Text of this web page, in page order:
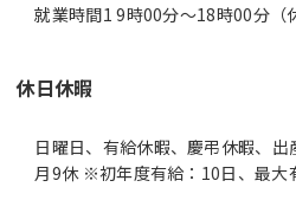
就業時間1 9時00分〜18時00分（
休日休暇
日曜日、有給休暇、慶弔休暇、出
月9休 ※初年度有給：10日、最大